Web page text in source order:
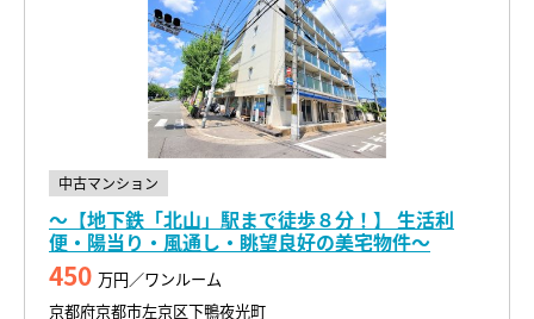
中古マンション
～【地下鉄「北山」駅まで徒歩８分！】 生活利
便・陽当り・風通し・眺望良好の美宅物件～
450 万円／ワンルーム
京都府京都市左京区下鴨夜光町